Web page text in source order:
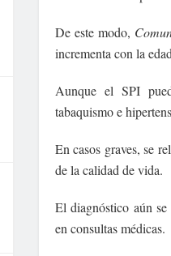
De este modo,
incrementa con la
Aunque el SPI
tabaquismo e
En casos graves, se
de la calidad de vida.
El diagnóstico aún se
en consultas médicas.